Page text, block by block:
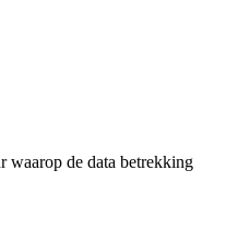
waarop de data betrekking